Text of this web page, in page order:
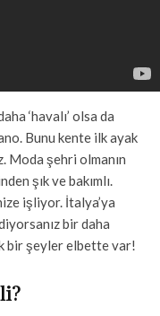
‘havalı’ olsa da
Bunu kente ilk ayak
Moda şehri olmanın
şık ve bakımlı.
işliyor. İtalya’ya
bir daha
bir şeyler elbette var!